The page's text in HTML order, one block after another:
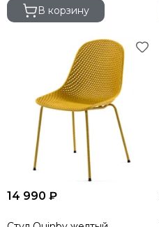
В корзину
14 990 ₽